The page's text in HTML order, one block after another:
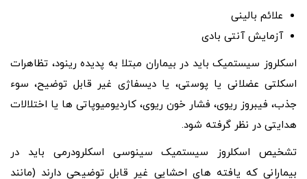
علائم بالینی
آزمایش آنتی بادی
اسکلروز سیستمیک باید در بیماران مبتلا به پدیده رینود، تظاهرات
اسکلتی عضلانی یا پوستی، یا دیسفاژی غیر قابل توضیح، سوء
جذب، فیبروز ریوی، فشار خون ریوی، کاردیومیوپاتی ها یا اختلالات
هدایتی در نظر گرفته شود.
تشخیص اسکلروز سیستمیک سینوسی اسکلرودرمی باید در
بیمارانی که یافته های احشایی غیر قابل توضیحی دارند (مانند